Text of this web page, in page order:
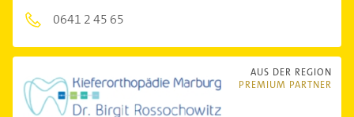
0641 2 45 65
AUS DER REGION
PREMIUM PARTNER